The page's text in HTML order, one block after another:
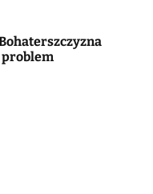
problem